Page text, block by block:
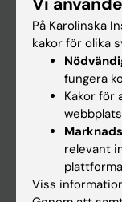
Canvas
Schema
Studentmejlen
Kurs- och
Student på KI
Medarbetare
På Karolinska
kakor för olika
fungera
Kakor för
relevant
Viss